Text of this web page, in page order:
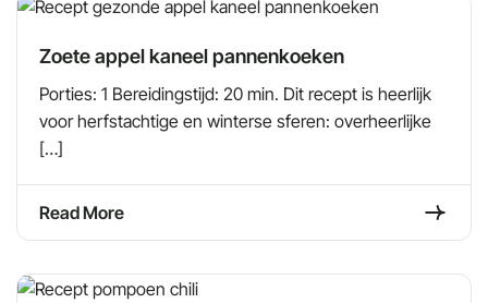
Zoete appel kaneel pannenkoeken
Porties: 1 Bereidingstijd: 20 min. Dit recept is heerlijk
voor herfstachtige en winterse sferen: overheerlijke
[…]
Read More